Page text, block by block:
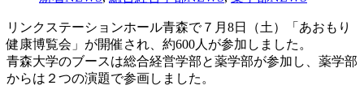
リンクステーションホール青森で７月8日（土）「あおもり
健康博覧会」が開催され、約600人が参加しました。
青森大学のブースは総合経営学部と薬学部が参加し、薬学部
からは２つの演題で参画しました。